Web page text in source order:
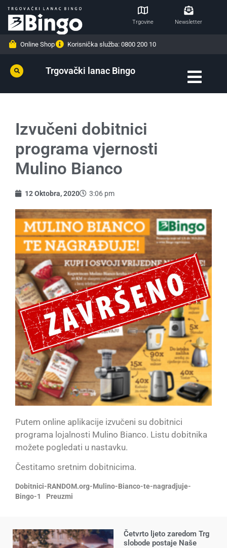
Trgovine Newsletter
Online Shop Korisnička služba: 0800 200 10
Trgovački lanac Bingo
Izvučeni dobitnici
programa vjernosti
Mulino Bianco
12 Oktobra, 2020 3:06 pm
Putem online aplikacije izvučeni su dobitnici
programa lojalnosti Mulino Bianco. Listu dobitnika
možete pogledati u nastavku.
Čestitamo sretnim dobitnicima.
Dobitnici-RANDOM.org-Mulino-Bianco-te-nagradjuje-
Bingo-1
Preuzmi
Četvrto ljeto zaredom Trg
slobode postaje Naše